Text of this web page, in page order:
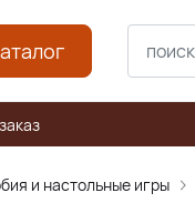
и настольные игры